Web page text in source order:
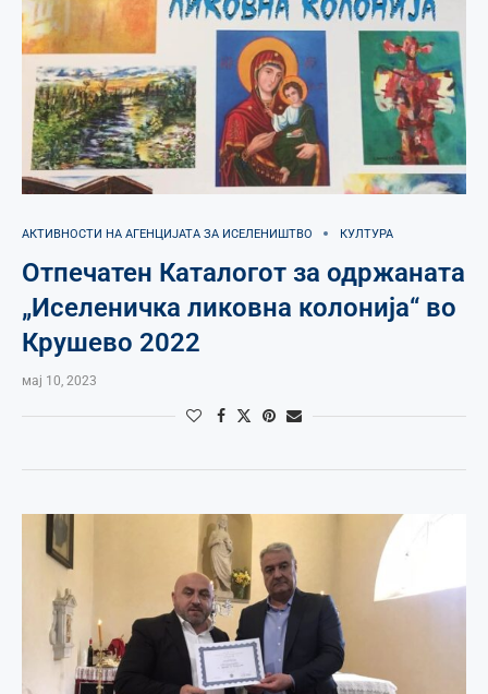
АКТИВНОСТИ НА АГЕНЦИЈАТА ЗА ИСЕЛЕНИШТВО КУЛТУРА
Отпечатен Каталогот за одржаната
„Иселеничка ликовна колонија“ во
Крушево 2022
мај 10, 2023